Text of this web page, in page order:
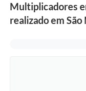
A Prefeitura
Multiplicadores
realizado em